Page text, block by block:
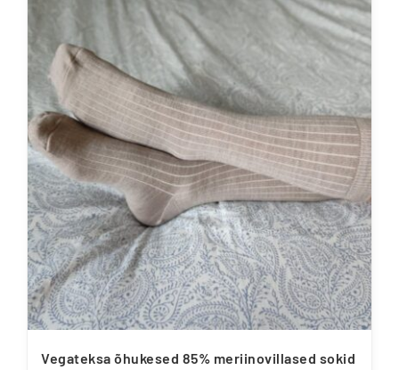
Vegateksa õhukesed 85% meriinovillased sokid